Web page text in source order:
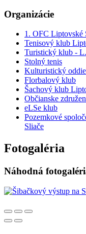
Organizácie
1. OFC Liptovské
Tenisový klub
Turistický klub -
Stolný tenis
Kulturistický
Florbalový klub
Šachový klub
Občianske
eLSe klub
Pozemkové
Sliače
Fotogaléria
Náhodná